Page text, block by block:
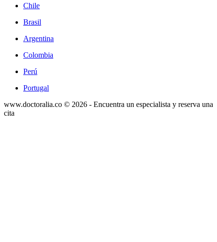
Chile
Brasil
Argentina
Colombia
Perú
Portugal
www.doctoralia.co © 2026 - Encuentra un especialista y reserva una
cita